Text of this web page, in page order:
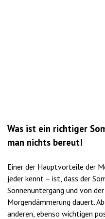
Was ist ein richtiger
man nichts bereut!
Einer der Hauptvorteile der
jeder kennt – ist, dass der
Sonnenuntergang und von
Morgendämmerung dauert.
anderen, ebenso wichtigen